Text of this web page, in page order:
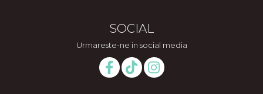
SOCIAL
Urmareste-ne in social media